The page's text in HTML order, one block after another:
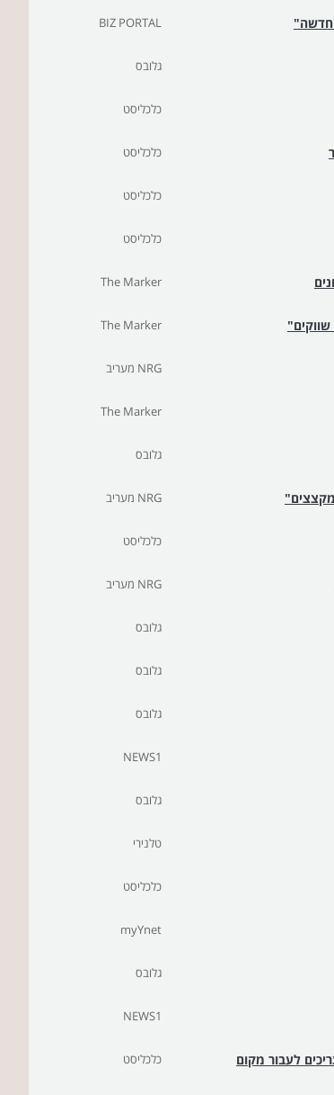
חדשה" BIZ PORTAL
גלובס
כלכליסט
כלכליסט
כלכליסט
כלכליסט
The Marker
The Marker
NRG מעריב
The Marker
גלובס
NRG מעריב
כלכליסט
NRG מעריב
גלובס
גלובס
גלובס
NEWS1
גלובס
טלנירי
כלכליסט
myYnet
גלובס
NEWS1
לעבור מקום כלכליסט